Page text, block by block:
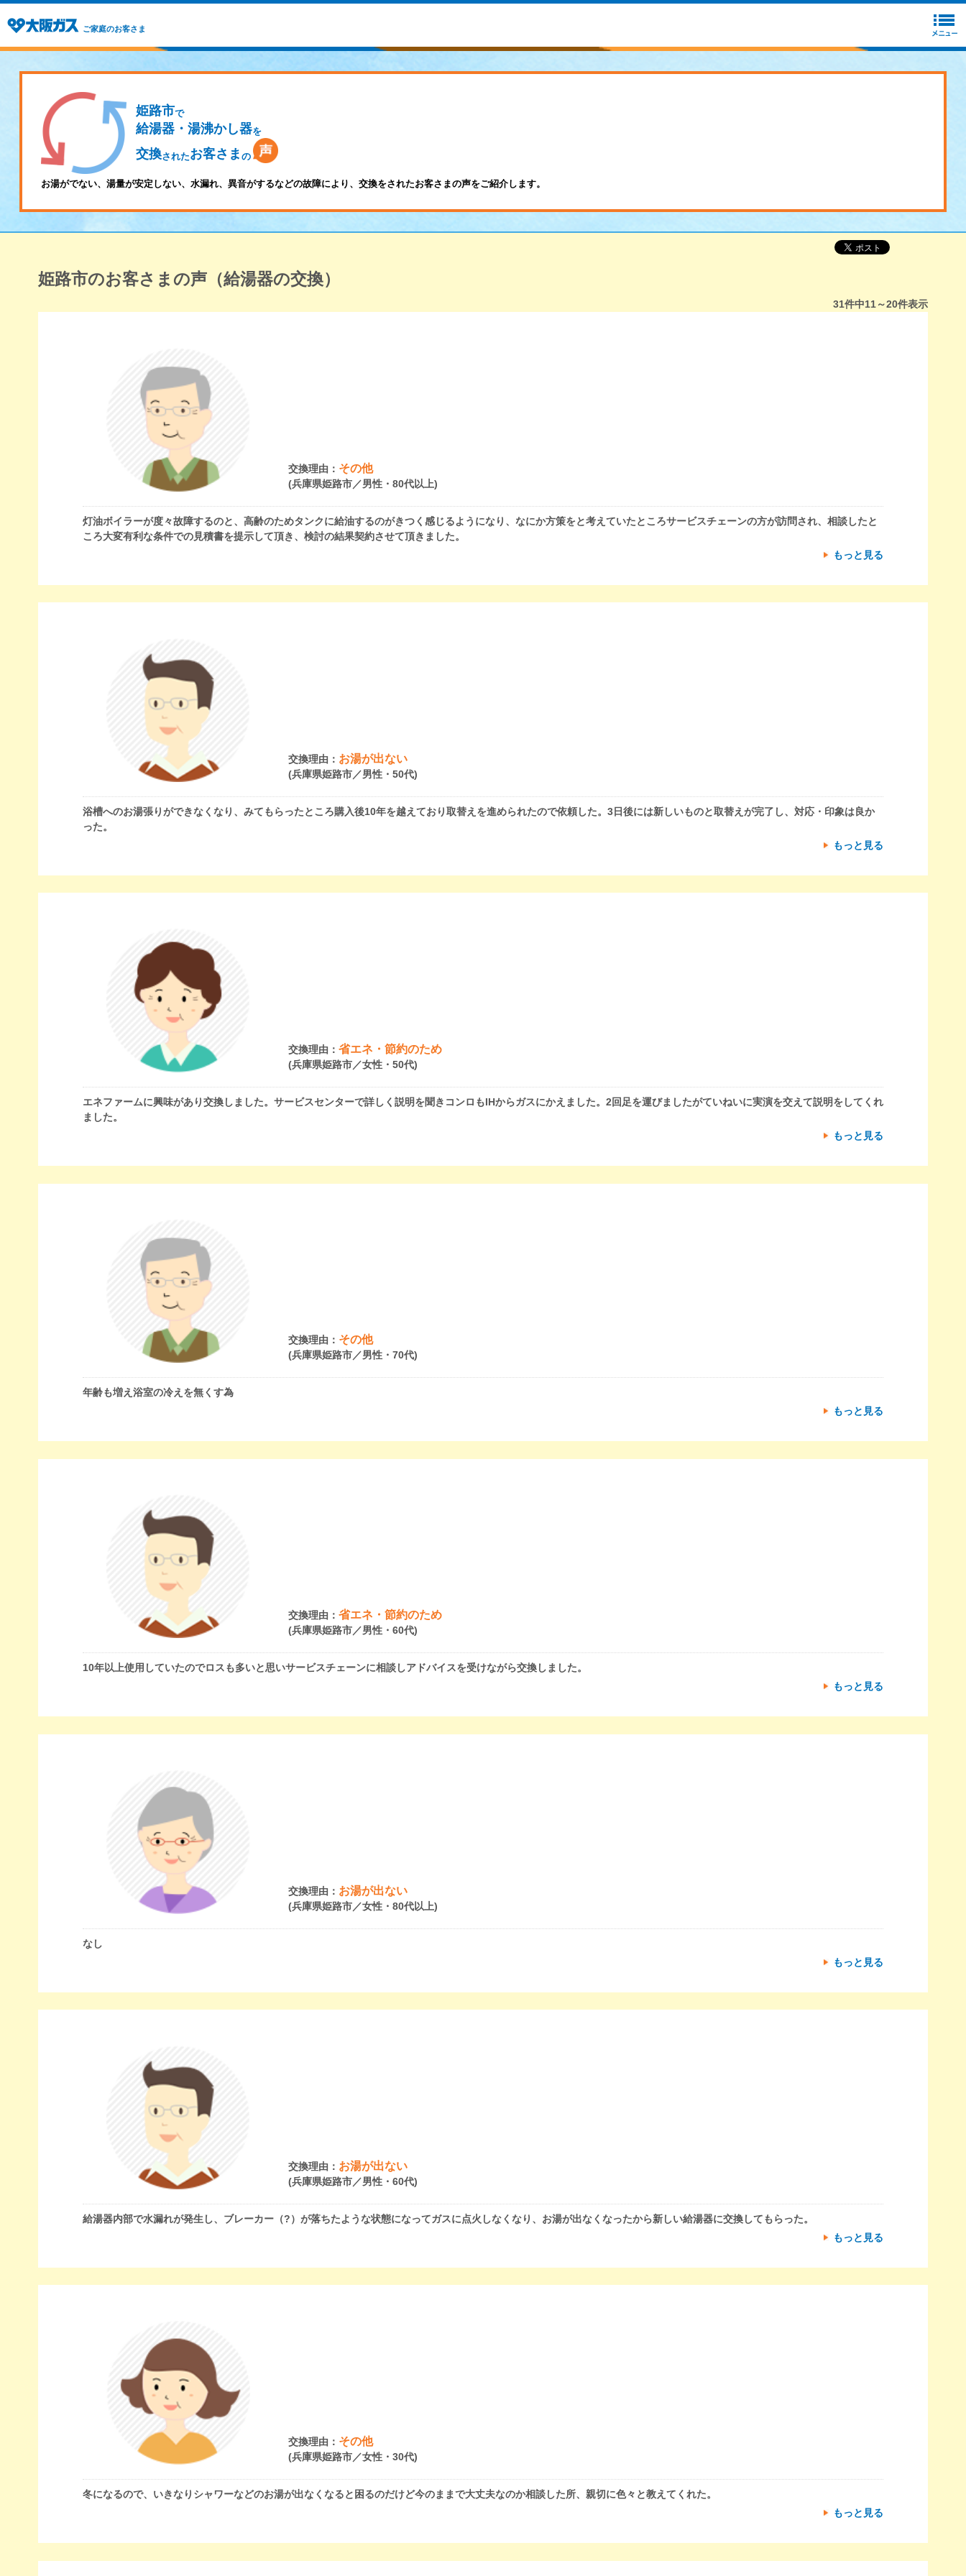
ご家庭のお客さま
姫路市で
給湯器・湯沸かし器を
交換されたお客さま の
お湯がでない、湯量が安定しない、水漏れ、異音がするなどの故障により、交換をされたお客さまの声をご紹介します。
姫路市のお客さまの声（給湯器の交換）
31件中11～20件表示
交換理由： その他
(兵庫県姫路市／男性・80代以上)
灯油ボイラーが度々故障するのと、高齢のためタンクに給油するのがきつく感じるようになり、なにか方策をと考えていたところサービスチェーンの方が訪問され、相談したと
ころ大変有利な条件での見積書を提示して頂き、検討の結果契約させて頂きました。
もっと見る
交換理由： お湯が出ない
(兵庫県姫路市／男性・50代)
浴槽へのお湯張りができなくなり、みてもらったところ購入後10年を越えており取替えを進められたので依頼した。3日後には新しいものと取替えが完了し、対応・印象は良か
った。
もっと見る
交換理由：省エネ・節約のため
(兵庫県姫路市／女性・50代)
エネファームに興味があり交換しました。サービスセンターで詳しく説明を聞きコンロもIHからガスにかえました。2回足を運びましたがていねいに実演を交えて説明をしてくれ
ました。
もっと見る
交換理由： その他
(兵庫県姫路市／男性・70代)
年齢も増え浴室の冷えを無くす為
もっと見る
交換理由：省エネ・節約のため
(兵庫県姫路市／男性・60代)
10年以上使用していたのでロスも多いと思いサービスチェーンに相談しアドバイスを受けながら交換しました。
もっと見る
交換理由： お湯が出ない
(兵庫県姫路市／女性・80代以上)
なし
もっと見る
交換理由： お湯が出ない
(兵庫県姫路市／男性・60代)
給湯器内部で水漏れが発生し、ブレーカー（?）が落ちたような状態になってガスに点火しなくなり、お湯が出なくなったから新しい給湯器に交換してもらった。
もっと見る
交換理由： その他
(兵庫県姫路市／女性・30代)
冬になるので、いきなりシャワーなどのお湯が出なくなると困るのだけど今のままで大丈夫なのか相談した所、親切に色々と教えてくれた。
もっと見る